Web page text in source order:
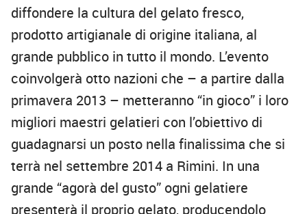
diffondere la cultura del gelato fresco,
prodotto artigianale di origine italiana, al
grande pubblico in tutto il mondo. L’evento
coinvolgerà otto nazioni che – a partire dalla
primavera 2013 – metteranno “in gioco” i loro
migliori maestri gelatieri con l’obiettivo di
guadagnarsi un posto nella finalissima che si
terrà nel settembre 2014 a Rimini. In una
grande “agorà del gusto” ogni gelatiere
presenterà il proprio gelato, producendolo